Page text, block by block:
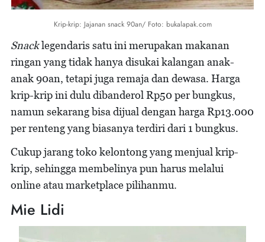
Krip-krip: Jajanan snack 90an/ Foto: bukalapak.com
Snacklegendaris satu ini merupakan makanan
ringan yang tidak hanya disukai kalangan anak-
anak 90an, tetapi juga remaja dan dewasa. Harga
krip-krip ini dulu dibanderol Rp50 per bungkus,
namun sekarang bisa dijual dengan harga Rp13.000
per renteng yang biasanya terdiri dari 1 bungkus.
Cukup jarang toko kelontong yang menjual krip-
krip, sehingga membelinya pun harus melalui
online atau marketplace pilihanmu.
Mie Lidi